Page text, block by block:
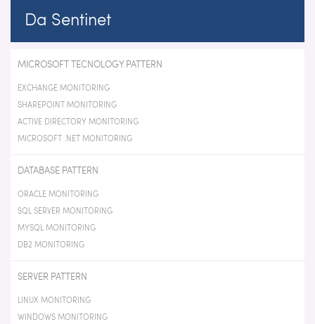
Da Sentinet
MICROSOFT TECNOLOGY PATTERN
EXCHANGE MONITORING
SHAREPOINT MONITORING
ACTIVE DIRECTORY MONITORING
MICROSOFT .NET MONITORING
DATABASE PATTERN
ORACLE MONITORING
SQL SERVER MONITORING
MYSQL MONITORING
DB2 MONITORING
SERVER PATTERN
LINUX MONITORING
WINDOWS MONITORING